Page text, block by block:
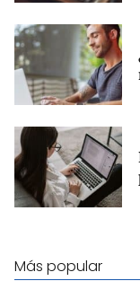
Más popular